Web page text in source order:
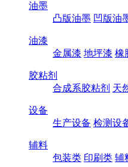
油墨
凸版油墨 凹版油
油漆
金属漆 地坪漆 橡
胶粘剂
合成系胶粘剂 天
设备
生产设备 检测设
辅料
包装类 印刷类 辅